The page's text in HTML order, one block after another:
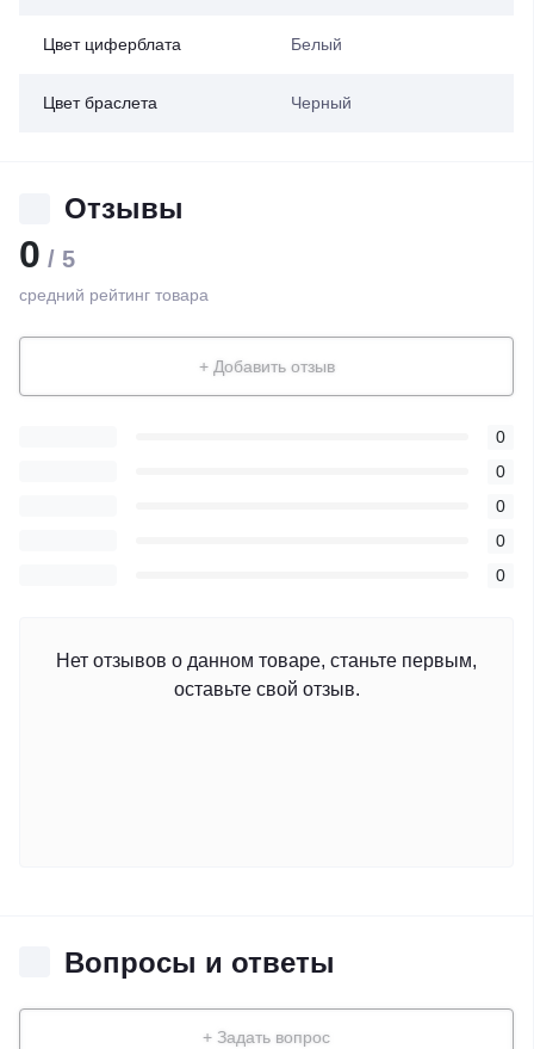
Цвет циферблата Белый
Цвет браслета Черный
Отзывы
0 / 5
средний рейтинг товара
+ Добавить отзыв
0
0
0
0
0
Нет отзывов о данном товаре, станьте первым,
оставьте свой отзыв.
Вопросы и ответы
+ Задать вопрос